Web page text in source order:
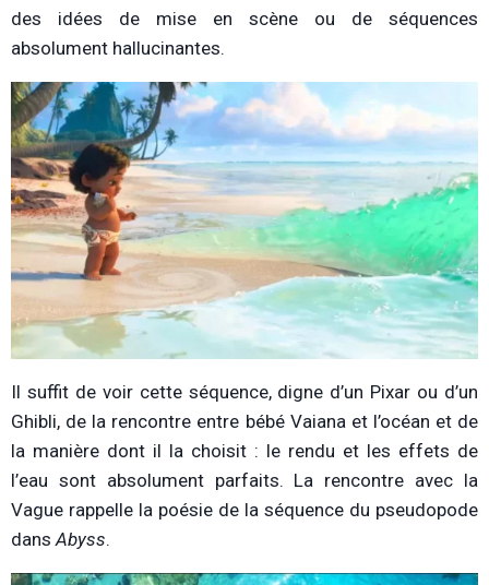
des idées de mise en scène ou de séquences
absolument hallucinantes.
Il suffit de voir cette séquence, digne d’un Pixar ou d’un
Ghibli, de la rencontre entre bébé Vaiana et l’océan et de
la manière dont il la choisit : le rendu et les effets de
l’eau sont absolument parfaits. La rencontre avec la
Vague rappelle la poésie de la séquence du pseudopode
dans Abyss.